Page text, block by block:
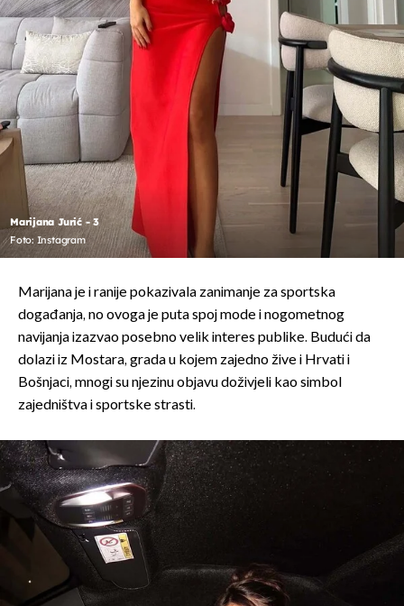
Marijana Jurić - 3
Foto: Instagram
Marijana je i ranije pokazivala zanimanje za sportska
događanja, no ovoga je puta spoj mode i nogometnog
navijanja izazvao posebno velik interes publike. Budući da
dolazi iz Mostara, grada u kojem zajedno žive i Hrvati i
Bošnjaci, mnogi su njezinu objavu doživjeli kao simbol
zajedništva i sportske strasti.